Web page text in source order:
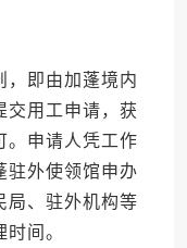
即由加蓬境内
交用工申请，获
。申请人凭工作
驻外使领馆申办
局、驻外机构等
间。